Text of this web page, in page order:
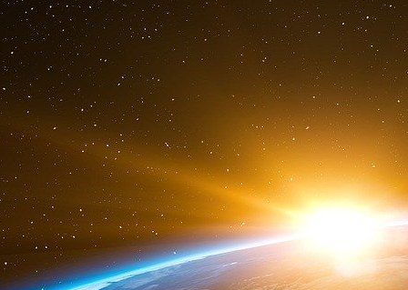
des accidents graves. Pourquoi retrouve-t-
amyloïdes de la maladie d’Alzheimer ? Les
décrire la maladie qui porte son nom
nouveau avec nos techniques modernes et
coupes. L’aluminium trouvé dans les
celui des vaccins !
On y trouve aussi des traces de
mercure (stabilisants) le mercure est un
mettre en doute.
Le “vaccinalisme” est une manie française.
18 ans pas moins de 60 injections vaccinales.